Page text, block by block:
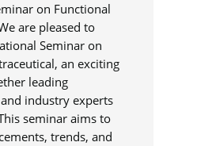
on Functional
are pleased to
Seminar on
an exciting
leading
industry experts
seminar aims to
trends, and